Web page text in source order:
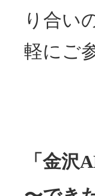
り合い
軽にご
「金沢